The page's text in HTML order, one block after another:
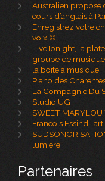
Australien propose
cours d’anglais à
Enregistrez votre
voix ©
LiveTonight, la
groupe de musique
la boîte à musique
Piano des
La Compagnie Du
Studio UG
SWEET MARYLOU
Francois Essindi,
lumière
Partenaires